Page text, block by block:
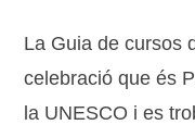
La Guia de cursos
celebració que és
la UNESCO i es